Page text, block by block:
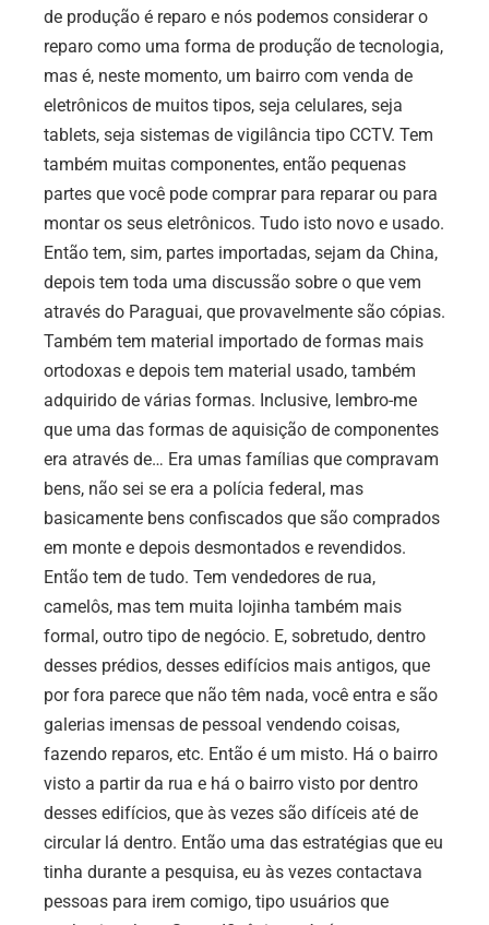
de produção é reparo e nós podemos considerar o
reparo como uma forma de produção de tecnologia,
mas é, neste momento, um bairro com venda de
eletrônicos de muitos tipos, seja celulares, seja
tablets, seja sistemas de vigilância tipo CCTV. Tem
também muitas componentes, então pequenas
partes que você pode comprar para reparar ou para
montar os seus eletrônicos. Tudo isto novo e usado.
Então tem, sim, partes importadas, sejam da China,
depois tem toda uma discussão sobre o que vem
através do Paraguai, que provavelmente são cópias.
Também tem material importado de formas mais
ortodoxas e depois tem material usado, também
adquirido de várias formas. Inclusive, lembro-me
que uma das formas de aquisição de componentes
era através de… Era umas famílias que compravam
bens, não sei se era a polícia federal, mas
basicamente bens confiscados que são comprados
em monte e depois desmontados e revendidos.
Então tem de tudo. Tem vendedores de rua,
camelôs, mas tem muita lojinha também mais
formal, outro tipo de negócio. E, sobretudo, dentro
desses prédios, desses edifícios mais antigos, que
por fora parece que não têm nada, você entra e são
galerias imensas de pessoal vendendo coisas,
fazendo reparos, etc. Então é um misto. Há o bairro
visto a partir da rua e há o bairro visto por dentro
desses edifícios, que às vezes são difíceis até de
circular lá dentro. Então uma das estratégias que eu
tinha durante a pesquisa, eu às vezes contactava
pessoas para irem comigo, tipo usuários que